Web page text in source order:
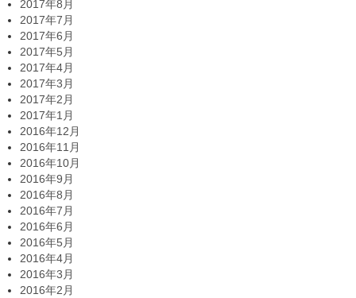
2017年8月
2017年7月
2017年6月
2017年5月
2017年4月
2017年3月
2017年2月
2017年1月
2016年12月
2016年11月
2016年10月
2016年9月
2016年8月
2016年7月
2016年6月
2016年5月
2016年4月
2016年3月
2016年2月